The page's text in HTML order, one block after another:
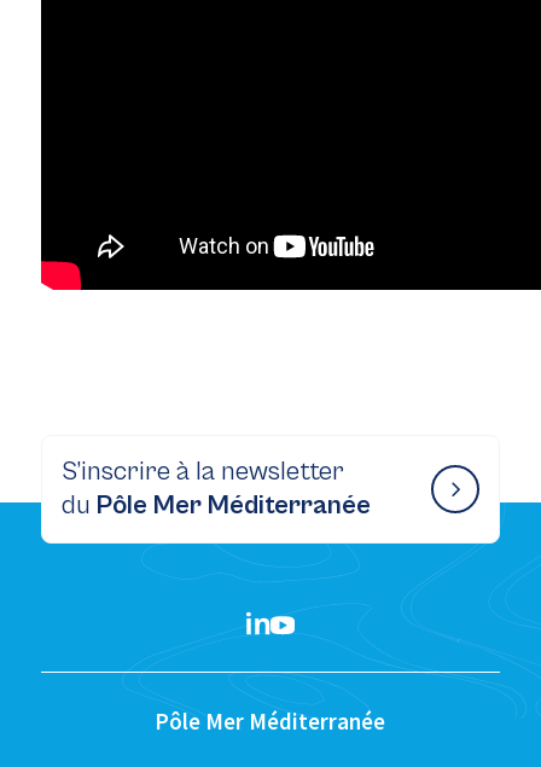
S’inscrire à la newsletter
du Pôle Mer Méditerranée
Pôle Mer Méditerranée